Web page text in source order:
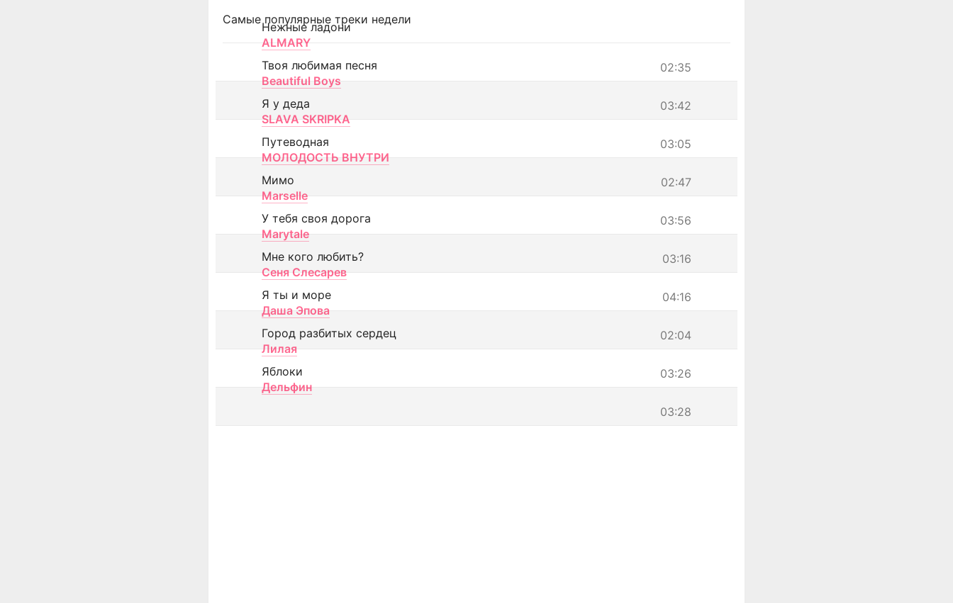
Самые популярные треки недели
Нежные ладони
ALMARY
02:35
Твоя любимая песня
Beautiful Boys
03:42
Я у деда
SLAVA SKRIPKA
03:05
Путеводная
МОЛОДОСТЬ ВНУТРИ
02:47
Мимо
Marselle
03:56
У тебя своя дорога
Marytale
03:16
Мне кого любить?
Сеня Слесарев
04:16
Я ты и море
Даша Эпова
02:04
Город разбитых сердец
Лилая
03:26
Яблоки
Дельфин
03:28